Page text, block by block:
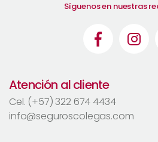
Síguenos en nuestras
Atención al cliente
Cel. (+57) 322 674 4434
info@seguroscolegas.com